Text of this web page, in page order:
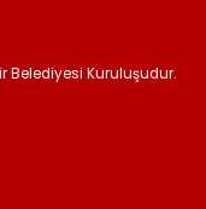
Belediyesi Kuruluşudur.